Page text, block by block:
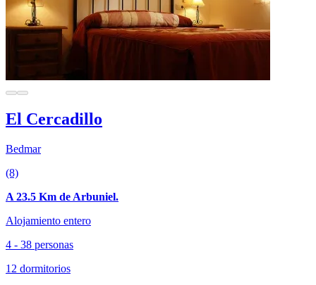
El Cercadillo
Bedmar
(8)
A 23.5 Km de Arbuniel.
Alojamiento entero
4 - 38 personas
12 dormitorios